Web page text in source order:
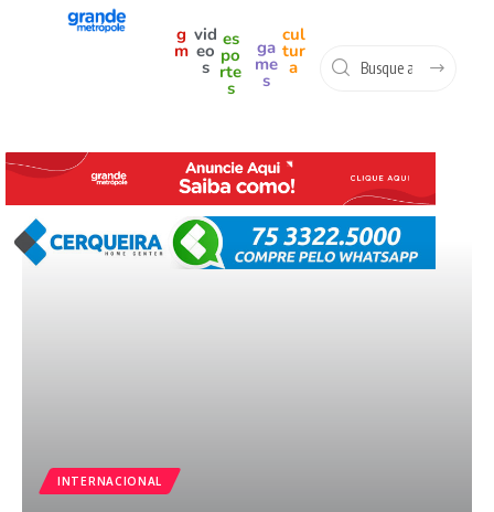
g
m
vid
eo
s
es
po
rte
s
ga
me
s
cul
tur
a
INTERNACIONAL